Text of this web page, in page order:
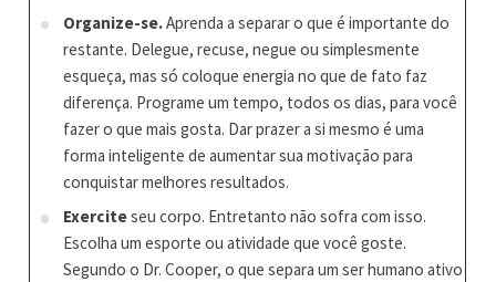
Organize-se.Aprenda a separar o que é importante do
restante. Delegue, recuse, negue ou simplesmente
esqueça, mas só coloque energia no que de fato faz
diferença. Programe um tempo, todos os dias, para você
fazer o que mais gosta. Dar prazer a si mesmo é uma
forma inteligente de aumentar sua motivação para
conquistar melhores resultados.
Exerciteseu corpo. Entretanto não sofra com isso.
Escolha um esporte ou atividade que você goste.
Segundo o Dr. Cooper, o que separa um ser humano ativo